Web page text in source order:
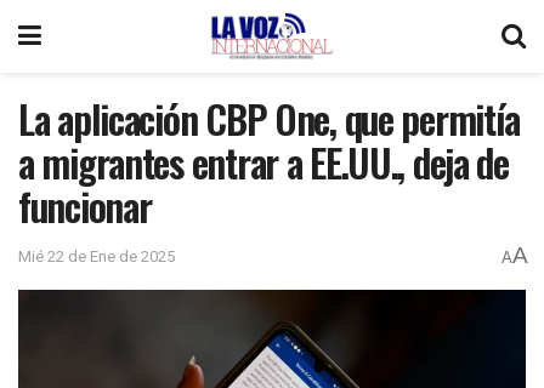
La aplicación CBP One, que permitía
a migrantes entrar a EE.UU., deja de
funcionar
Mié 22 de Ene de 2025 AA